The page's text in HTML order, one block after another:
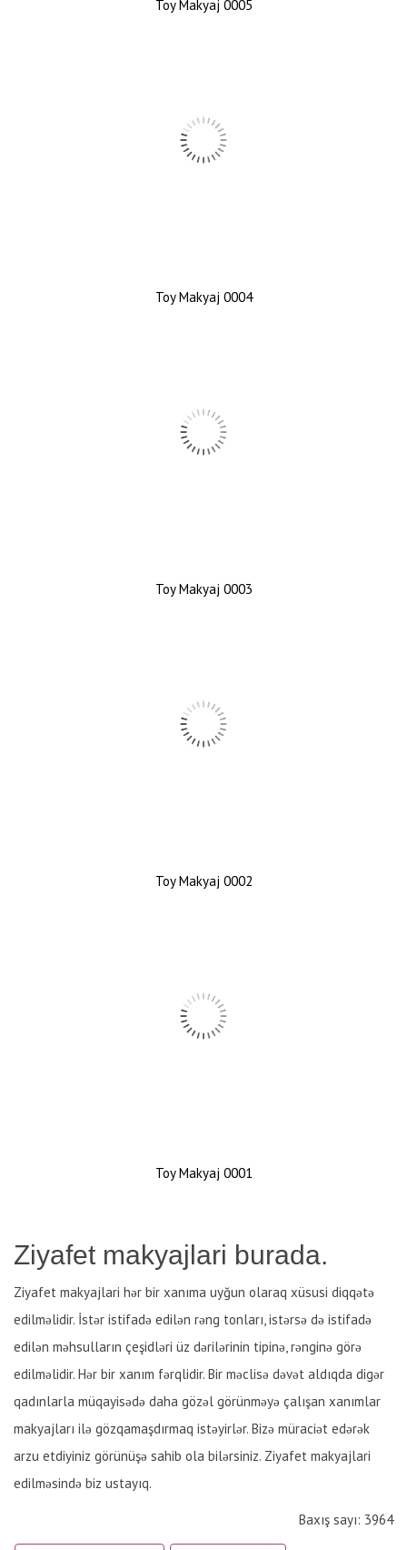
Toy Makyaj 0005
Toy Makyaj 0004
Toy Makyaj 0003
Toy Makyaj 0002
Toy Makyaj 0001
Ziyafet makyajlari burada.
Ziyafet makyajlari hər bir xanıma uyğun olaraq xüsusi diqqətə
edilməlidir. İstər istifadə edilən rəng tonları, istərsə də istifadə
edilən məhsulların çeşidləri üz dərilərinin tipinə, rənginə görə
edilməlidir. Hər bir xanım fərqlidir. Bir məclisə dəvət aldıqda digər
qadınlarla müqayisədə daha gözəl görünməyə çalışan xanımlar
makyajları ilə gözqamaşdırmaq istəyirlər. Bizə müraciət edərək
arzu etdiyiniz görünüşə sahib ola bilərsiniz. Ziyafet makyajlari
edilməsində biz ustayıq.
Baxış sayı: 3964